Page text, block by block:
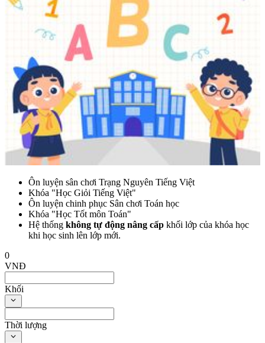
Ôn luyện sân chơi Trạng Nguyên Tiếng Việt
Khóa "Học Giỏi Tiếng Việt"
Ôn luyện chinh phục Sân chơi Toán học
Khóa "Học Tốt môn Toán"
Hệ thống không tự động nâng cấp khối lớp của khóa học
khi học sinh lên lớp mới.
0
VNĐ
Khối
Thời lượng